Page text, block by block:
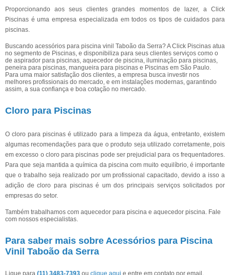
Proporcionando aos seus clientes grandes momentos de lazer, a Click
Piscinas é uma empresa especializada em todos os tipos de cuidados para
piscinas.
Buscando acessórios para piscina vinil Taboão da Serra? A Click Piscinas atua
no segmento de Piscinas, e disponibiliza para seus clientes serviços como o
de aspirador para piscinas, aquecedor de piscina, iluminação para piscinas,
peneira para piscinas, mangueira para piscinas e Piscinas em São Paulo.
Para uma maior satisfação dos clientes, a empresa busca investir nos
melhores profissionais do mercado, e em instalações modernas, garantindo
assim, a sua confiança e boa cotação no mercado.
Cloro para Piscinas
O cloro para piscinas é utilizado para a limpeza da água, entretanto, existem
algumas recomendações para que o produto seja utilizado corretamente, pois
em excesso o cloro para piscinas pode ser prejudicial para os frequentadores.
Para que seja mantida a química da piscina com muito equilíbrio, é importante
que o trabalho seja realizado por um profissional capacitado, devido a isso a
adição de cloro para piscinas é um dos principais serviços solicitados por
empresas do setor.
Também trabalhamos com aquecedor para piscina e aquecedor piscina. Fale
com nossos especialistas.
Para saber mais sobre Acessórios para Piscina
Vinil Taboão da Serra
Ligue para (11) 3483-7393 ou clique aqui e entre em contato por email.